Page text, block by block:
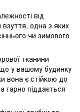
від
взуття, одна з яких
чи зимового
тканини
у вашому будинку
вона є стійкою до
гарно піддається